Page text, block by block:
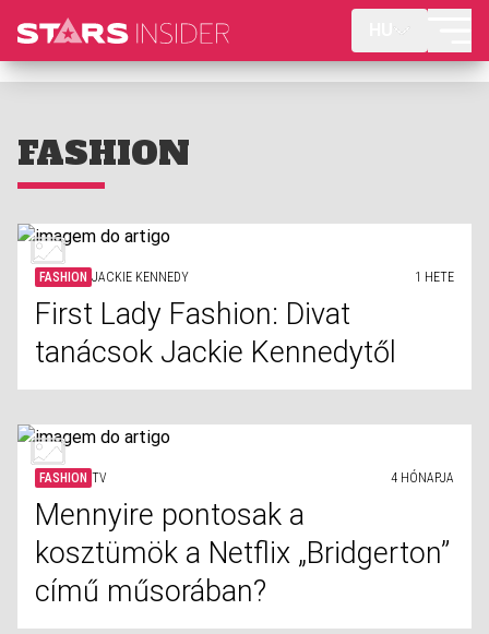
FASHION
FASHION JACKIE KENNEDY 1 HETE
First Lady Fashion: Divat
tanácsok Jackie Kennedytől
FASHION TV 4 HÓNAPJA
Mennyire pontosak a
kosztümök a Netflix „Bridgerton”
című műsorában?